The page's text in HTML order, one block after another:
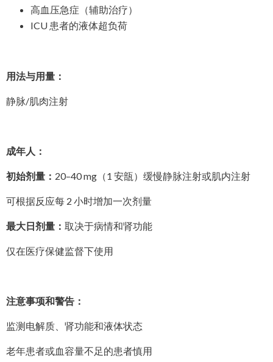
高血压急症（辅助治疗）
ICU 患者的液体超负荷
用法与用量：
静脉/肌肉注射
成年人：
初始剂量： 20–40 mg（1 安瓿）缓慢静脉注射或肌内注射
可根据反应每 2 小时增加一次剂量
最大日剂量： 取决于病情和肾功能
仅在医疗保健监督下使用
注意事项和警告：
监测电解质、肾功能和液体状态
老年患者或血容量不足的患者慎用